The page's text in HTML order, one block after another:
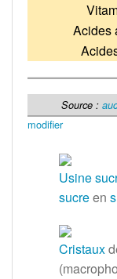
Acides
Source :
modifier
Usine
sucreen
Cristaux